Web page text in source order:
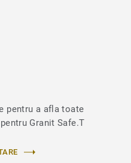
pentru a afla toate
Granit Safe.T